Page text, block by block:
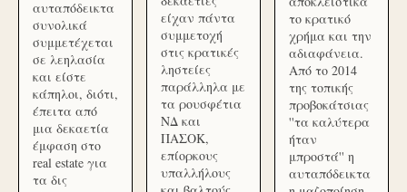
αυταπόδεικτα
συνολικά
συμμετέχεται
σε λεηλασία
και είστε
κάπηλοι, διότι,
έπειτα από
μια δεκαετία
έμφαση στο
real estate για
τα δις
είχαν πάντα
συμμετοχή
στις κρατικές
ληστείες
παράλληλα με
τα ρουσφέτια
ΝΔ και
ΠΑΣΟΚ,
επίορκους
υπαλλήλους
το κρατικό
χρήμα και την
αδιαφάνεια.
Από το 2014
της τοπικής
προβοκάτσιας
''τα καλύτερα
ήταν
μπροστά'' η
αυταπόδεικτα